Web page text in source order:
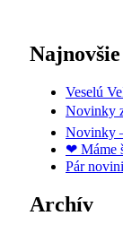
Veselú
Novinky
Novinky
❤ Máme
Pár
Archív